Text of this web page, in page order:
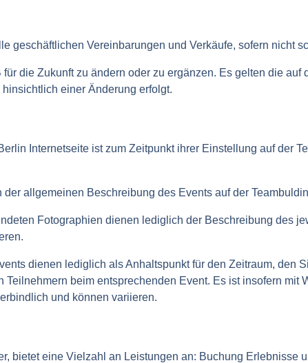
geschäftlichen Vereinbarungen und Verkäufe, sofern nicht
die Zukunft zu ändern oder zu ergänzen. Es gelten die
einer Änderung erfolgt.
Internetseite ist zum Zeitpunkt ihrer Einstellung auf der
allgemeinen Beschreibung des Events auf der
Fotographien dienen lediglich der Beschreibung des
dienen lediglich als Anhaltspunkt für den Zeitraum, den
beim entsprechenden Event. Es ist insofern mit
und können variieren.
bietet eine Vielzahl an Leistungen an: Buchung Erlebnisse